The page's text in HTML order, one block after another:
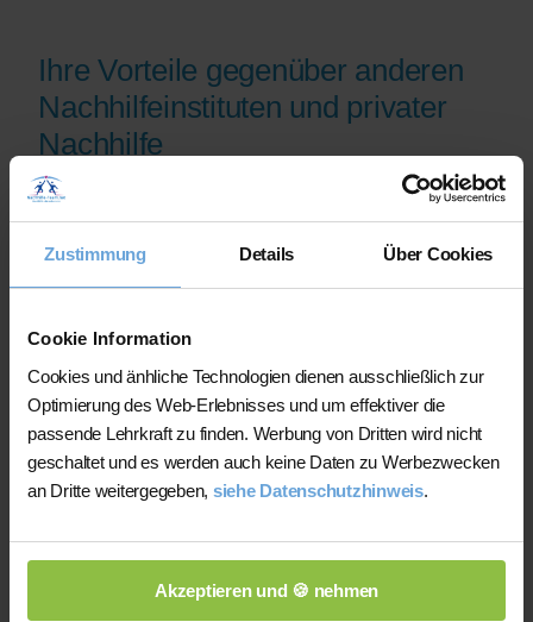
Zustimmung Details Über Cookies
Cookie Information
Cookies und änhliche Technologien dienen ausschließlich zur
Optimierung des Web-Erlebnisses und um effektiver die
passende Lehrkraft zu finden. Werbung von Dritten wird nicht
geschaltet und es werden auch keine Daten zu Werbezwecken
an Dritte weitergegeben, siehe Datenschutzhinweis.
Akzeptieren und 🍪 nehmen
Ihre Vorteile gegenüber anderen
Nachhilfeinstituten und privater
Nachhilfe
Auf der Plattform finden Sie erfahrene
Lehrkräfte, deren eingereichte
Qualifikationsnachweise vor der
Freischaltung geprüft werden.
Nachhilfe-Team.net unterstützt Sie dabei,
möglichst schnell eine zu Ihrem Bedarf
passende Lehrkraft zu finden. Bei einem
Ausfall können Sie auf Wunsch bei der
Vermittlung einer anderen Lehrkraft
unterstützt werden.
ihren Unterricht eigenständig.
Die jeweilige Lehrkraft stimmt Lernziele,